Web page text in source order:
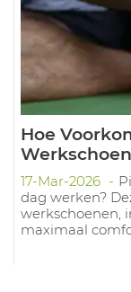
Hoe
17-Mar-2026
dag werken?
werkschoenen,
maximaal